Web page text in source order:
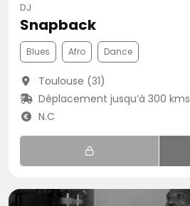
DJ
Snapback
Blues Afro Dance
Toulouse (31)
Déplacement jusqu’à 300 kms
N.C